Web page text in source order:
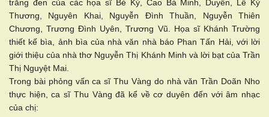
trắng đen của các họa sĩ Bé Ký, Cao Bá Minh, Duyên, Lê Ký
Thương, Nguyên Khai, Nguyễn Đình Thuần, Nguyễn Thiên
Chương, Trương Đình Uyên, Trương Vũ. Họa sĩ Khánh Trường
thiết kế bìa, ảnh bìa của nhà văn nhà báo Phan Tấn Hải, với lời
giới thiệu của nhà thơ Nguyễn Thị Khánh Minh và lời bạt của Trần
Thị Nguyệt Mai.
Trong bài phỏng vấn ca sĩ Thu Vàng do nhà văn Trần Doãn Nho
thực hiện, ca sĩ Thu Vàng đã kể về cơ duyên đến với âm nhạc
của chị: